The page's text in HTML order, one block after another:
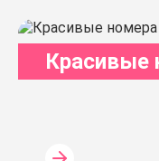
Красивые